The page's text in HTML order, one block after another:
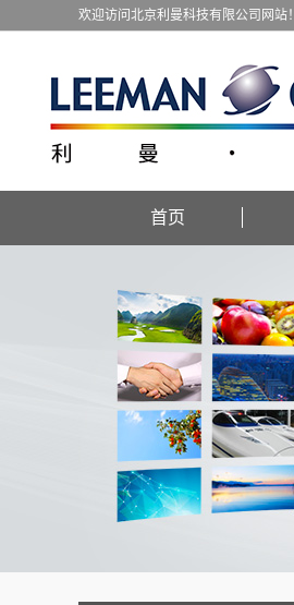
欢迎访问北京利曼科技有限公司网站！
首页